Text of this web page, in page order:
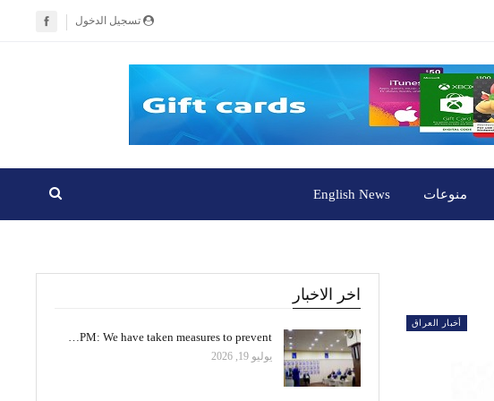
تسجيل الدخول
منوعات English News
أخبار العراق
اخر الاخبار
PM: We have taken measures to prevent…
يوليو 19, 2026